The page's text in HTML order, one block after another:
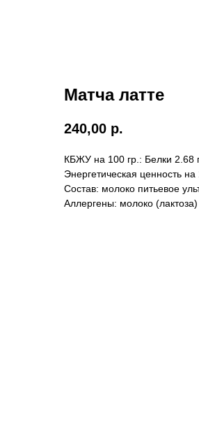
Матча латте
240,00 р.
КБЖУ на 100 гр.: Белки 2.68
Энергетическая ценность на
Состав: молоко питьевое
Аллергены: молоко (лактоза)